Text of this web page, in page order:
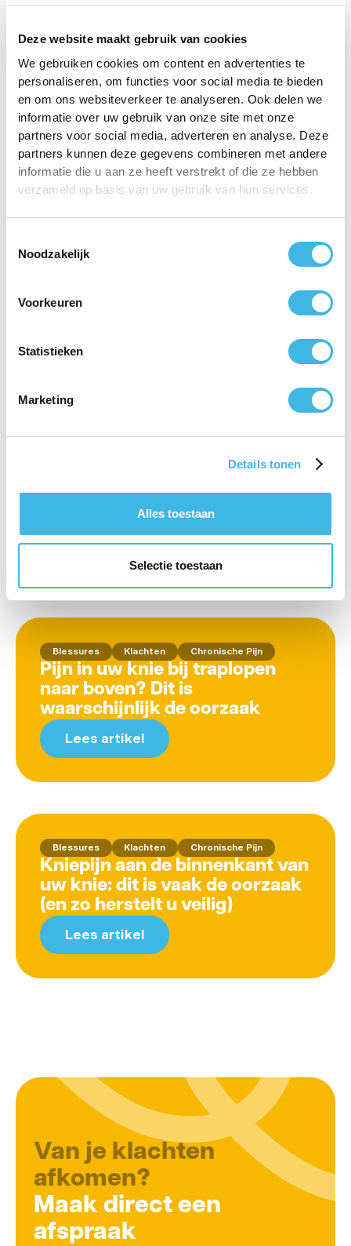
Deze website maakt gebruik van cookies
We gebruiken cookies om content en advertenties te
personaliseren, om functies voor social media te bieden
en om ons websiteverkeer te analyseren. Ook delen we
informatie over uw gebruik van onze site met onze
partners voor social media, adverteren en analyse. Deze
partners kunnen deze gegevens combineren met andere
informatie die u aan ze heeft verstrekt of die ze hebben
verzameld op basis van uw gebruik van hun services.
Noodzakelijk
Voorkeuren
Statistieken
Marketing
Details tonen
Alles toestaan
Selectie toestaan
Behandeling na gips
Na een periode in het gips kan de pols verzwakt zijn. Het
is daarom belangrijk om oefeningen uit te voeren om de
mobiliteit en kracht in de pols terug te krijgen. Deze
oefeningen worden vaak gegeven in het ziekenhuis of
door een fysiotherapeut. Door deze oefeningen een
paar keer per dag te doen, kunt u het herstel versnellen.
Het herstel van een gebroken pols duurt gemiddeld drie
maanden. In ernstige gevallen kan het herstelproces
echter zes tot twaalf maanden duren. Fysiotherapie
verbeteren van de functie en kracht van de pols.
begeleiding en ondersteuning tijdens uw herstel.
Gerelateerde artikelen
Pijnscheuten in je Knie? De
Complete Gids die Eindelijk
Duidelijkheid Geeft
Lees artikel
Blessures Klachten Chronische Pijn
Pijn in uw knie bij traplopen
naar boven? Dit is
waarschijnlijk de oorzaak
Lees artikel
Blessures Klachten Chronische Pijn
Kniepijn aan de binnenkant van
uw knie: dit is vaak de oorzaak
(en zo herstelt u veilig)
Lees artikel
Van je klachten
afkomen?
Maak direct een
afspraak